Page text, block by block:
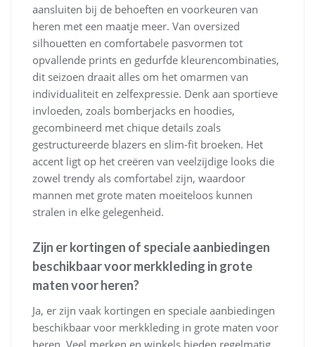
aansluiten bij de behoeften en voorkeuren van
heren met een maatje meer. Van oversized
silhouetten en comfortabele pasvormen tot
opvallende prints en gedurfde kleurencombinaties,
dit seizoen draait alles om het omarmen van
individualiteit en zelfexpressie. Denk aan sportieve
invloeden, zoals bomberjacks en hoodies,
gecombineerd met chique details zoals
gestructureerde blazers en slim-fit broeken. Het
accent ligt op het creëren van veelzijdige looks die
zowel trendy als comfortabel zijn, waardoor
mannen met grote maten moeiteloos kunnen
stralen in elke gelegenheid.
Zijn er kortingen of speciale aanbiedingen
beschikbaar voor merkkleding in grote
maten voor heren?
Ja, er zijn vaak kortingen en speciale aanbiedingen
beschikbaar voor merkkleding in grote maten voor
heren. Veel merken en winkels bieden regelmatig